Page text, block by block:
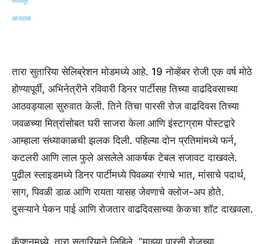
तारा सुतारिया सेलिब्रेशन मोडमध्ये आहे. 19 नोव्हेंबर रोजी एक वर्ष मोठे
होण्यापूर्वी, अभिनेत्रीने रविवारी डिनर पार्टीसह तिच्या वाढदिवसाच्या
आठवड्याला सुरुवात केली. तिने तिचा पारसी रोज वाढदिवस तिच्या
जवळच्या मित्रांसोबत घरी साजरा केला आणि इंस्टाग्राम पोस्टद्वारे
आम्हाला संध्याकाळची झलक दिली. पहिल्या दोन प्रतिमांमध्ये फर्न,
कटलरी आणि लाल फुले असलेले आकर्षक टेबल सजावट दाखवले.
पुढील स्लाइडमध्ये डिनर पार्टीमध्ये पिवळ्या रंगाचे भात, मांसाचे पदार्थ,
साग, पिवळी डाळ आणि रायता यासह जेवणाचे क्लोज-अप होते.
दुसऱ्याने पेकन पाई आणि रोजतार वाढदिवसाच्या केकचा शॉट दाखवला.